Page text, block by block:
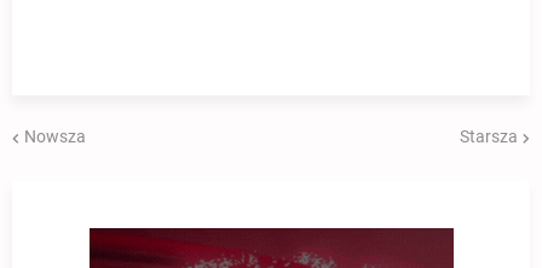
Nowsza Starsza